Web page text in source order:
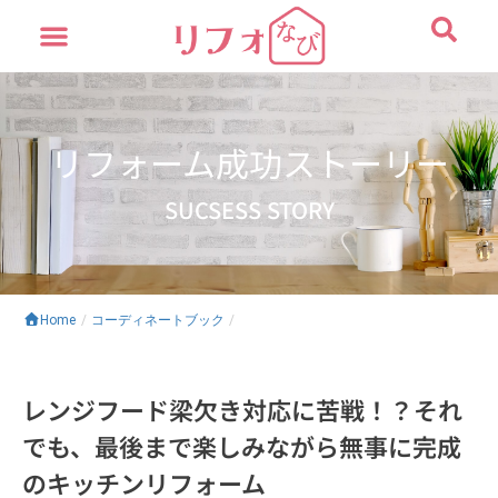
ス
キ
ッ
プ
リフォーム成功ストーリー
SUCSESS STORY
Home / コーディネートブック /
レンジフード梁欠き対応に苦戦！？それ
でも、最後まで楽しみながら無事に完成
のキッチンリフォーム